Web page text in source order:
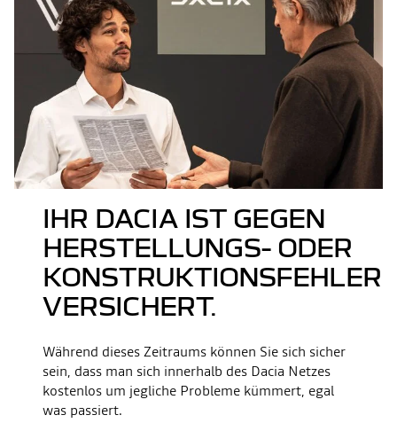
IHR DACIA IST GEGEN
HERSTELLUNGS- ODER
KONSTRUKTIONSFEHLER
VERSICHERT.
Während dieses Zeitraums können Sie sich sicher
sein, dass man sich innerhalb des Dacia Netzes
kostenlos um jegliche Probleme kümmert, egal
was passiert.